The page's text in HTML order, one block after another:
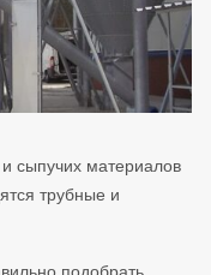
сыпучих материалов
трубные и